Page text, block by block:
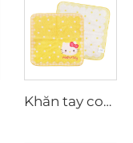
Khăn tay cotton jacquard tùy chỉnh logo